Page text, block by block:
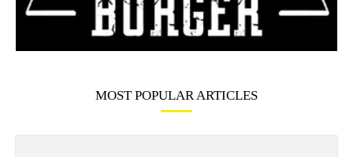
MOST POPULAR ARTICLES